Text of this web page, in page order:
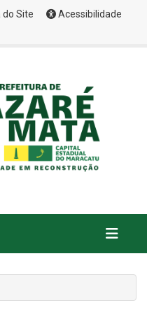
do Site
Acessibilidade